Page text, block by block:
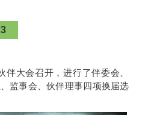
伴大会召开，进行了伴委会、
监事会、伙伴理事四项换届选